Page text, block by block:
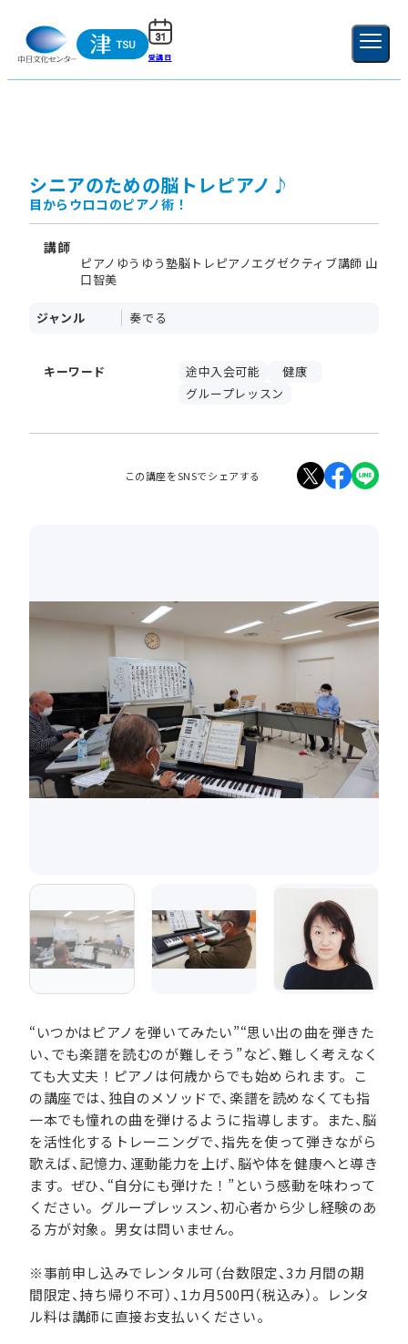
受講日 新規登録
シニアのための脳トレピアノ♪
目からウロコのピアノ術！
講師
ピアノゆうゆう塾脳トレピアノエグゼクティブ講師 山
口智美
ジャンル 奏でる
キーワード 途中入会可能
健康
グループレッスン
この講座をSNSでシェアする
“いつかはピアノを弾いてみたい”“思い出の曲を弾きた
い、でも楽譜を読むのが難しそう”など、難しく考えなく
ても大丈夫！ピアノは何歳からでも始められます。こ
の講座では、独自のメソッドで、楽譜を読めなくても指
一本でも憧れの曲を弾けるように指導します。また、脳
を活性化するトレーニングで、指先を使って弾きながら
歌えば、記憶力、運動能力を上げ、脳や体を健康へと導き
ます。ぜひ、“自分にも弾けた！”という感動を味わって
ください。グループレッスン、初心者から少し経験のあ
る方が対象。男女は問いません。
※事前申し込みでレンタル可（台数限定、3カ月間の期
間限定、持ち帰り不可）、1カ月500円（税込み）。レンタ
ル料は講師に直接お支払いください。